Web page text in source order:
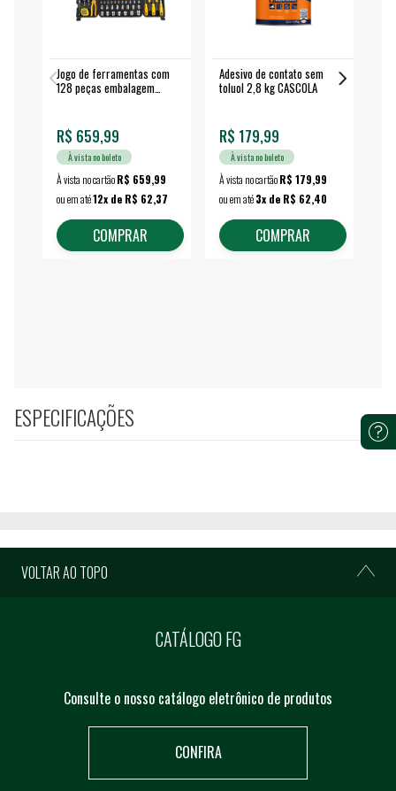
Jogo de ferramentas com
128 peças embalagem
R$ 659,99
À vista no boleto
À vista no cartãoR$ 659,99
ou em até12x de R$ 62,37
COMPRAR
Adesivo de contato sem
toluol 2,8 kg CASCOLA
R$ 179,99
À vista no boleto
À vista no cartãoR$ 179,99
ou em até3x de R$ 62,40
COMPRAR
ESPECIFICAÇÕES
VOLTAR AO TOPO
CATÁLOGO FG
Consulte o nosso catálogo eletrônico de produtos
CONFIRA